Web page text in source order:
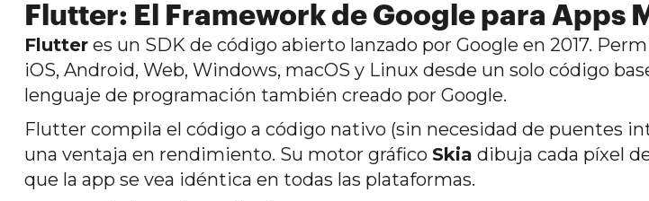
Flutter: El Framework de Google para Apps
Flutter es un SDK de código abierto lanzado por Google en 2017.
iOS, Android, Web, Windows, macOS y Linux desde un solo código
lenguaje de programación también creado por Google.
Flutter compila el código a código nativo (sin necesidad de puentes
una ventaja en rendimiento. Su motor gráfico Skia dibuja cada píxel
que la app se vea idéntica en todas las plataformas.